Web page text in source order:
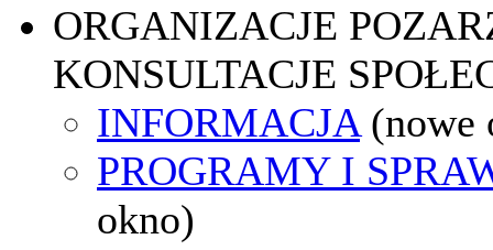
ORGANIZACJE
KONSULTACJE
INFORMACJA (nowe
PROGRAMY I
okno)